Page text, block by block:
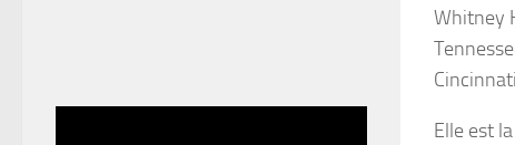
Whitney
Elle est